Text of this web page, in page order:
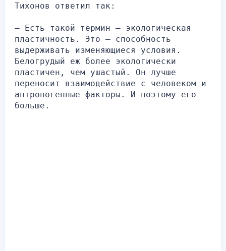
Тихонов ответил так:
— Есть такой термин — экологическая
пластичность. Это — способность
выдерживать изменяющиеся условия.
Белогрудый еж более экологически
пластичен, чем ушастый. Он лучше
переносит взаимодействие с человеком и
антропогенные факторы. И поэтому его
больше.